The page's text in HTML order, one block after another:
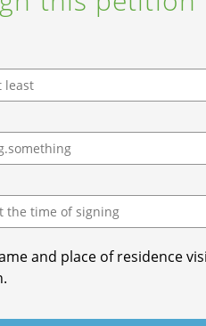
and place of residence